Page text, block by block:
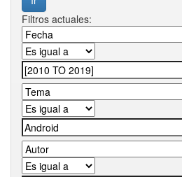
Filtros actuales: